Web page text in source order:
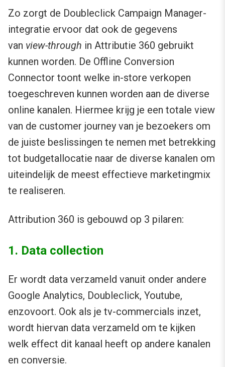
Zo zorgt de Doubleclick Campaign Manager-
integratie ervoor dat ook de gegevens
van view-through in Attributie 360 gebruikt
kunnen worden. De Offline Conversion
Connector toont welke in-store verkopen
toegeschreven kunnen worden aan de diverse
online kanalen. Hiermee krijg je een totale view
van de customer journey van je bezoekers om
de juiste beslissingen te nemen met betrekking
tot budgetallocatie naar de diverse kanalen om
uiteindelijk de meest effectieve marketingmix
te realiseren.
Attribution 360 is gebouwd op 3 pilaren:
1. Data collection
Er wordt data verzameld vanuit onder andere
Google Analytics, Doubleclick, Youtube,
enzovoort. Ook als je tv-commercials inzet,
wordt hiervan data verzameld om te kijken
welk effect dit kanaal heeft op andere kanalen
en conversie.